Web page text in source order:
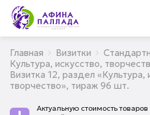
Главная Визитки
Культура, искусство,
Визитка 12, раздел «Культура,
творчество», тираж 96 шт.
Актуальную стоимость товаров